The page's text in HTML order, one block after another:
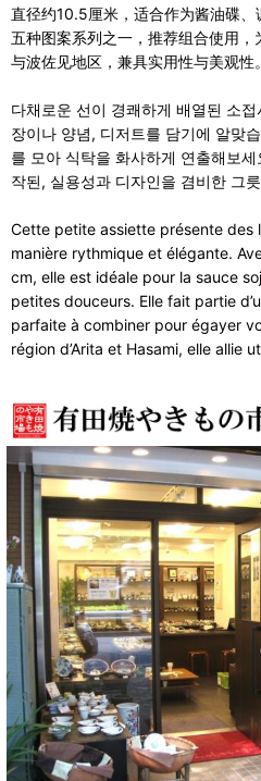
直径约10.5厘米，适合作为酱油碟
五种图案系列之一，推荐组合使用
与波佐见地区，兼具实用性与美观性。
다채로운 선이 경쾌하게 배열된 소
장이나 양념, 디저트를 담기에 알맞
를 모아 식탁을 화사하게 연출해보
작된, 실용성과 디자인을 겸비한 그
Cette petite assiette présente des
manière rythmique et élégante.
cm, elle est idéale pour la sauce
petites douceurs. Elle fait partie
parfaite à combiner pour égayer
région d’Arita et Hasami, elle allie